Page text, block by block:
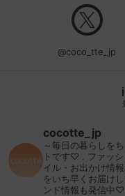
@coco_tte_jp
cocotte_jp
～毎日の暮らしを
トです♡
ファッ
イル・お出かけ情
をいち早くお届け
ンド情報も発信中♡